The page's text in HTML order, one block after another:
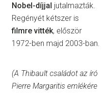
Nobel-díjjal jutalmazták.
Regényét kétszer is
filmre vitték, először
1972-ben majd 2003-ban.
(A Thibault családot az író
Pierre Margaritis emlékére